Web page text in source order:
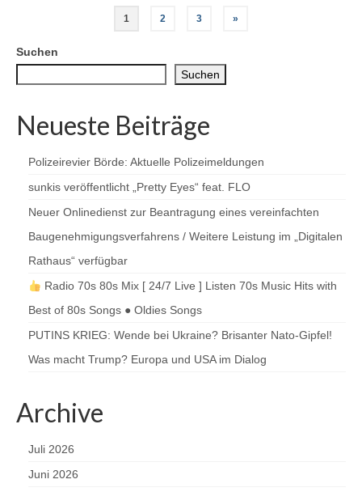
Seitennummerierung
der
Beiträge
1 2 3 »
Suchen
Suchen
Neueste Beiträge
Polizeirevier Börde: Aktuelle Polizeimeldungen
sunkis veröffentlicht „Pretty Eyes“ feat. FLO
Neuer Onlinedienst zur Beantragung eines vereinfachten
Baugenehmigungsverfahrens / Weitere Leistung im „Digitalen
Rathaus“ verfügbar
Radio 70s 80s Mix [ 24/7 Live ] Listen 70s Music Hits with
Best of 80s Songs ● Oldies Songs
PUTINS KRIEG: Wende bei Ukraine? Brisanter Nato-Gipfel!
Was macht Trump? Europa und USA im Dialog
Archive
Juli 2026
Juni 2026